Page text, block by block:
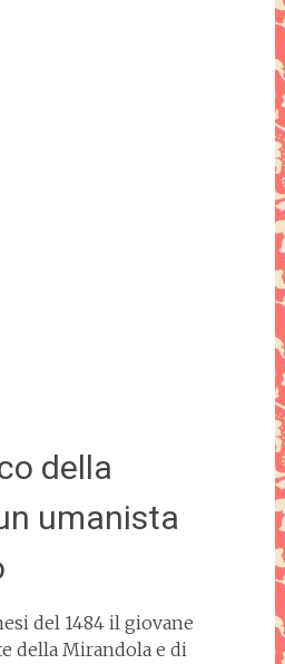
della
umanista
del 1484 il giovane
della Mirandola e di